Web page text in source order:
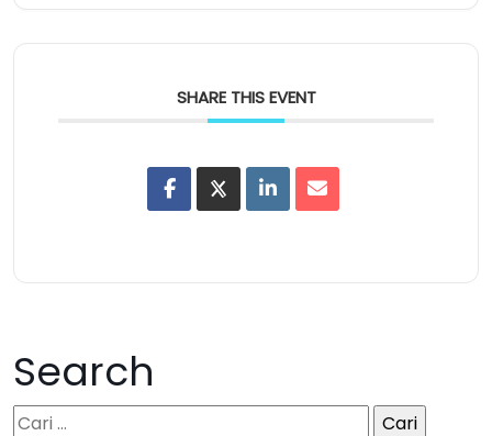
SHARE THIS EVENT
Search
C